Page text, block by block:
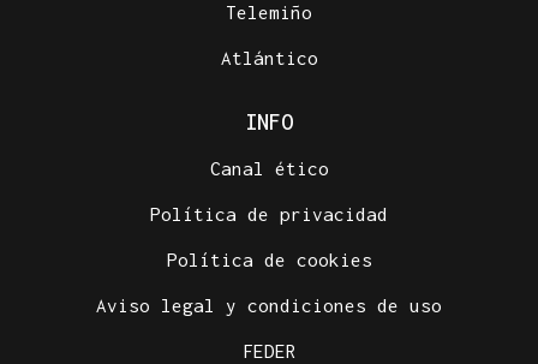
Telemiño
Atlántico
INFO
Canal ético
Política de privacidad
Política de cookies
Aviso legal y condiciones de uso
FEDER